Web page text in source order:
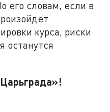
его словам, если в
курса, риски
останутся